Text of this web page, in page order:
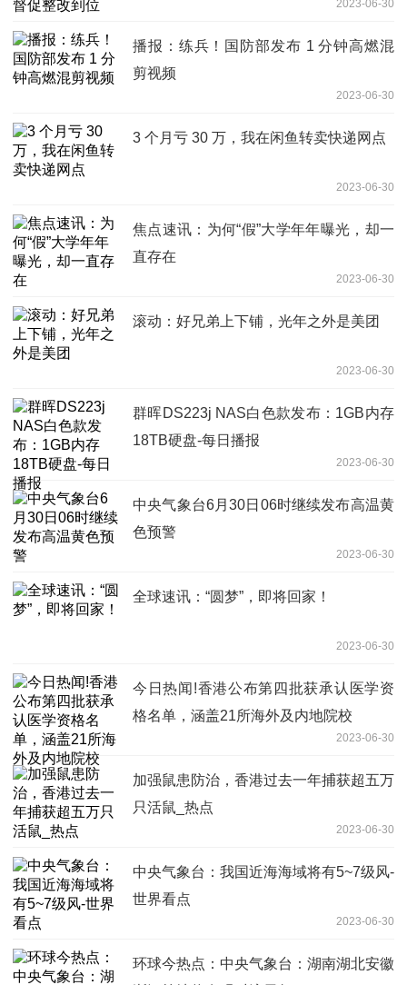
2023-06-30
播报：练兵！国防部发布 1 分钟高燃混
剪视频
2023-06-30
3 个月亏 30 万，我在闲鱼转卖快递网点
2023-06-30
焦点速讯：为何“假”大学年年曝光，却一
直存在
2023-06-30
滚动：好兄弟上下铺，光年之外是美团
2023-06-30
群晖DS223j NAS白色款发布：1GB内存
18TB硬盘-每日播报
2023-06-30
中央气象台6月30日06时继续发布高温黄
色预警
2023-06-30
全球速讯：“圆梦”，即将回家！
2023-06-30
今日热闻!香港公布第四批获承认医学资
格名单，涵盖21所海外及内地院校
2023-06-30
加强鼠患防治，香港过去一年捕获超五万
只活鼠_热点
2023-06-30
中央气象台：我国近海海域将有5~7级风-
世界看点
2023-06-30
环球今热点：中央气象台：湖南湖北安徽